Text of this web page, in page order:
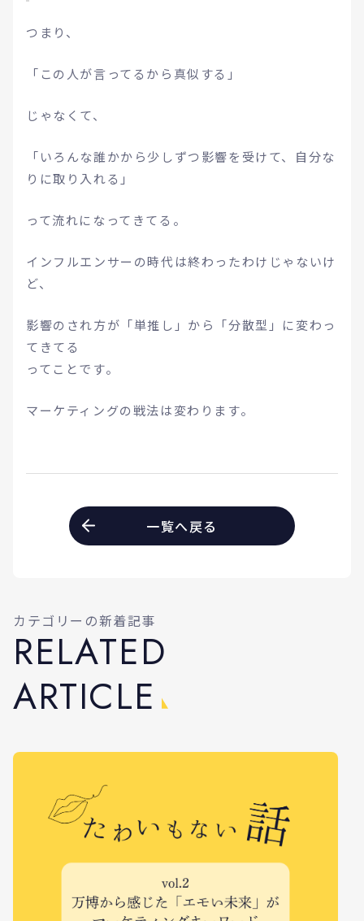
つまり、
「この人が言ってるから真似する」
じゃなくて、
「いろんな誰かから少しずつ影響を受けて、自分な
りに取り入れる」
って流れになってきてる。
インフルエンサーの時代は終わったわけじゃないけ
ど、
影響のされ方が「単推し」から「分散型」に変わっ
てきてる
ってことです。
マーケティングの戦法は変わります。
一覧へ戻る
カテゴリーの新着記事
RELATED
ARTICLE